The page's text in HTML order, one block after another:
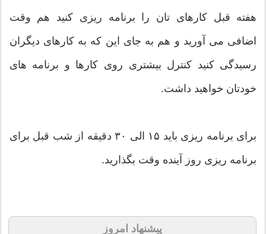
هفته قبل کارهای تان را برنامه ریزی کنید هم وقت
اضافی می آورید و هم به جای این که به کارهای دیگران
رسیدگی کنید کنترل بیشتری روی کارها و برنامه های
خودتان خواهید داشت.
برای برنامه ریزی باید ۱۵ الی ۳۰ دقیقه از شب قبل برای
برنامه ریزی روز آینده وقت بگذارید.
پیشنهاد امروز